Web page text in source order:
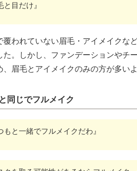
と目だけ』
覆われていない眉毛・アイメイクな
た。しかし、ファンデーションやチ
、眉毛とアイメイクのみの方が多いよ
同じでフルメイク
もと一緒でフルメイクだわ』